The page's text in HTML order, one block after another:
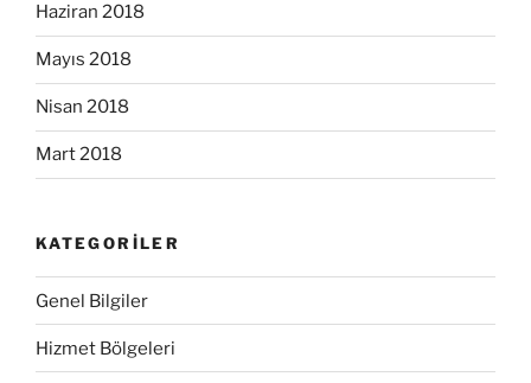
Haziran 2018
Mayıs 2018
Nisan 2018
Mart 2018
KATEGORILER
Genel Bilgiler
Hizmet Bölgeleri